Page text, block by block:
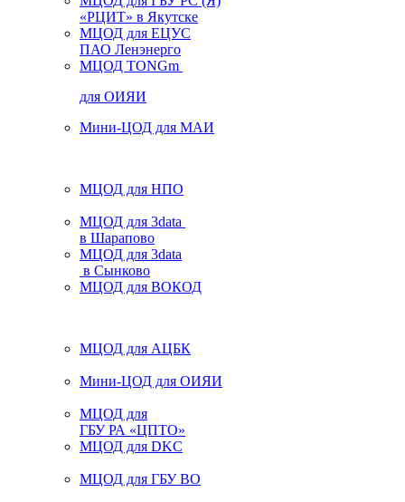
«РЦИТ» в Якутске
МЦОД для ЕЦУС
ПАО Ленэнерго
МЦОД TONGm
для ОИЯИ
Мини-ЦОД для МАИ
МЦОД для НПО
МЦОД для 3data
в Шарапово
МЦОД для 3data
в Сынково
МЦОД для ВОКОД
МЦОД для АЦБК
Мини-ЦОД для ОИЯИ
МЦОД для
ГБУ РА «ЦПТО»
МЦОД для DKC
МЦОД для ГБУ ВО